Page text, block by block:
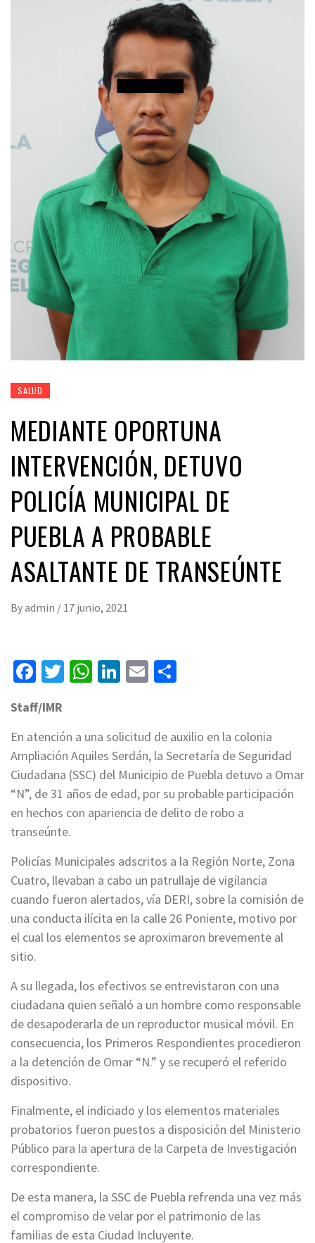
SALUD
MEDIANTE OPORTUNA
INTERVENCIÓN, DETUVO
POLICÍA MUNICIPAL DE
PUEBLA A PROBABLE
ASALTANTE DE TRANSEÚNTE
Byadmin / 17 junio, 2021
Facebook
Twitter
WhatsApp
LinkedIn
Email
Staff/IMR
En atención a una solicitud de auxilio en la colonia
Ampliación Aquiles Serdán, la Secretaría de Seguridad
Ciudadana (SSC) del Municipio de Puebla detuvo a Omar
“N”, de 31 años de edad, por su probable participación
en hechos con apariencia de delito de robo a
transeúnte.
Policías Municipales adscritos a la Región Norte, Zona
Cuatro, llevaban a cabo un patrullaje de vigilancia
cuando fueron alertados, vía DERI, sobre la comisión de
una conducta ilícita en la calle 26 Poniente, motivo por
el cual los elementos se aproximaron brevemente al
sitio.
A su llegada, los efectivos se entrevistaron con una
ciudadana quien señaló a un hombre como responsable
de desapoderarla de un reproductor musical móvil. En
consecuencia, los Primeros Respondientes procedieron
a la detención de Omar “N.” y se recuperó el referido
dispositivo.
Finalmente, el indiciado y los elementos materiales
probatorios fueron puestos a disposición del Ministerio
Público para la apertura de la Carpeta de Investigación
correspondiente.
De esta manera, la SSC de Puebla refrenda una vez más
el compromiso de velar por el patrimonio de las
familias de esta Ciudad Incluyente.